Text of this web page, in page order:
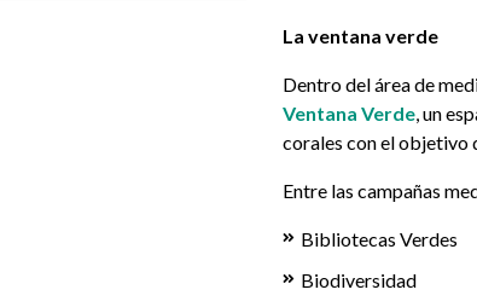
La ventana verde
Dentro del área de
Ventana Verde, un
corales con el objetivo
Entre las campañas
Bibliotecas Verdes
Biodiversidad